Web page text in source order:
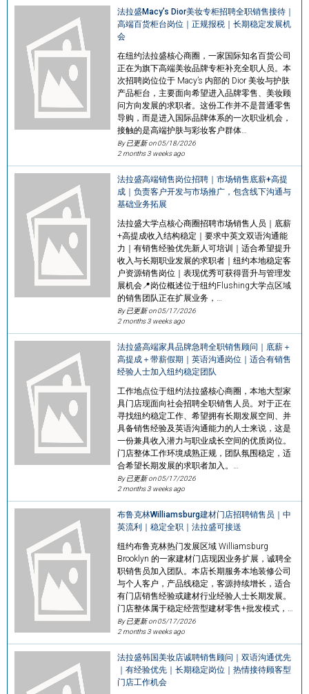
法拉盛Macy’s Dior美妆专柜招聘全职销售接待｜
高端百货柜台岗位｜正规报税｜长期稳定发展机
会
在纽约法拉盛核心商圈，一家国际知名百货公司
正在为旗下高端美妆品牌专柜补充全职人员。本
次招聘岗位位于 Macy’s 内部的 Dior 美妆与护肤
产品柜台，主要面向希望进入品牌零售、美妆顾
问方向发展的求职者。这份工作并不是普通零售
导购，而是进入国际品牌体系的一次职业机会，
接触的是高端护肤与彩妆客户群体…
By 已更新 on05/18/2026
2 months 3 weeks ago
法拉盛高端销售岗位招聘｜市场销售底薪+高提
成｜负责客户开发与市场推广，包含线下沟通与
基础业务拓展
法拉盛大学点核心商圈招聘市场销售人员｜底薪
+高提成收入结构稳定｜要求中英文双语沟通能
力｜有销售经验优先新人可培训｜适合希望提升
收入与长期职业发展的求职者｜纽约本地稳定客
户资源销售岗位｜表现优秀可获得晋升与管理发
展机会📍岗位概述位于纽约Flushing大学点区域
的销售团队正在扩展业务，…
By 已更新 on05/17/2026
2 months 3 weeks ago
法拉盛高端家具品牌急聘全职销售顾问｜底薪＋
高提成＋带薪假期｜英语沟通岗位｜适合有销售
经验人士加入纽约稳定团队
工作地点位于纽约法拉盛核心商圈，本地大型家
具门店现面向社会招聘全职销售人员。对于正在
寻找纽约稳定工作、希望拥有长期发展空间、并
具备销售经验及英语沟通能力的人士来说，这是
一份兼具收入潜力与职业成长空间的优质岗位。
门店整体工作环境成熟正规，团队氛围稳定，适
合希望长期发展的求职者加入。…
By 已更新 on05/17/2026
2 months 3 weeks ago
布鲁克林Williamsburg建材门店招聘销售员｜中
英流利｜稳定全职｜法拉盛可接送
纽约布鲁克林热门发展区域 Williamsburg
Brooklyn 的一家建材门店现因业务扩展，诚聘全
职销售员加入团队。本店长期服务本地装修公司
与个人客户，产品线稳定，客源持续增长，适合
有门店销售经验或建材行业经验人士长期发展。
门店整体属于稳定经营型建材零售+批发模式，…
By 已更新 on05/17/2026
2 months 3 weeks ago
法拉盛韩国美妆店诚聘销售顾问｜双语沟通优先
｜有经验优先｜长期稳定岗位｜热情接待顾客型
门店工作机会